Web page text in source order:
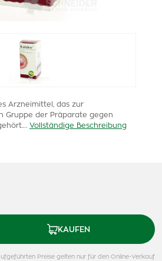
Arzneimittel, das zur
Gruppe der Präparate gegen
Vollständige Beschreibung
KAUFEN
Preise gelten nur für den Online-Verkauf